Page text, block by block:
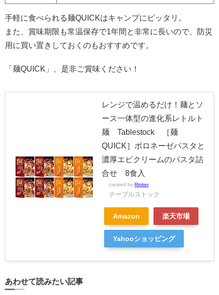
手軽に食べられる麺QUICKはキャンプにピッタリ。
また、賞味期限も常温保存で1年間と非常に長いので、防災
用に買い置きしておくのもおすすめです。
「麺QUICK」、是非ご賞味ください！
レンジで温めるだけ！麺とソ
ース一体型の進化系レトルト
麺 Tablestock ［麺
QUICK］ボロネーゼパスタと
濃厚エビクリームのパスタ詰
合せ 8食入
created by Rinker
テーブルストック
Amazon 楽天市場
Yahooショッピング
あわせて読みたい記事